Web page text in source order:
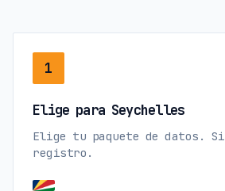
1
Elige para Seychelles
Elige tu paquete de datos.
registro.